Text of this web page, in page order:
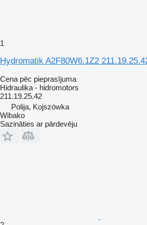
1
Hydromatik A2F80W6.1Z2
Cena pēc pieprasījuma
Hidraulika - hidromotors
211.19.25.42
Polija, Kojszówka
Wibako
Sazināties ar pārdevēju